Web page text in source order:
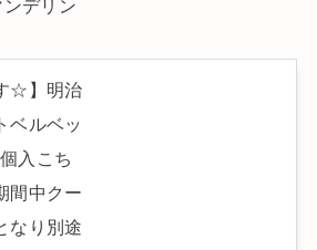
デリン
☆】明治
ベルベッ
入こち
間中クー
なり別途